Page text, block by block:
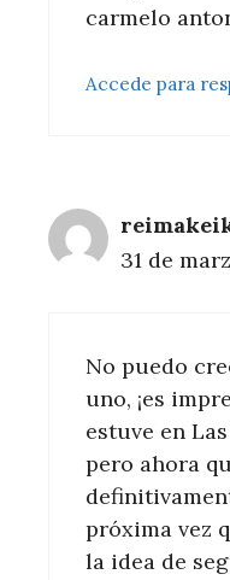
carmelo
Accede para
31 de
No puedo
uno, ¡es
estuve en
pero ahora
próxima vez
la idea de